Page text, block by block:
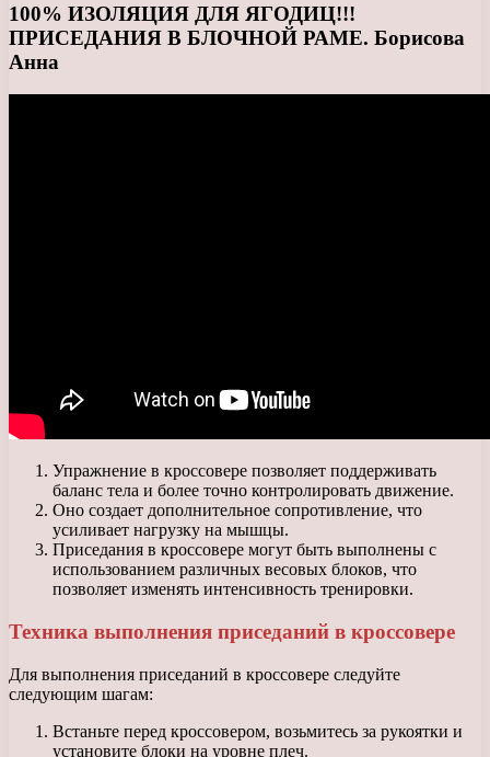
100% ИЗОЛЯЦИЯ ДЛЯ ЯГОДИЦ!!!
ПРИСЕДАНИЯ В БЛОЧНОЙ РАМЕ. Борисова
Анна
Упражнение в кроссовере позволяет поддерживать
баланс тела и более точно контролировать движение.
Оно создает дополнительное сопротивление, что
усиливает нагрузку на мышцы.
Приседания в кроссовере могут быть выполнены с
использованием различных весовых блоков, что
позволяет изменять интенсивность тренировки.
Техника выполнения приседаний в кроссовере
Для выполнения приседаний в кроссовере следуйте
следующим шагам:
Встаньте перед кроссовером, возьмитесь за рукоятки и
установите блоки на уровне плеч.